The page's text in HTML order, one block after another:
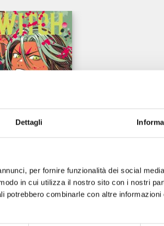
Dettagli
per fornire funzionalità dei social
in cui utilizza il nostro sito con i nostri
potrebbero combinarle con altre informazioni
25/08/2026